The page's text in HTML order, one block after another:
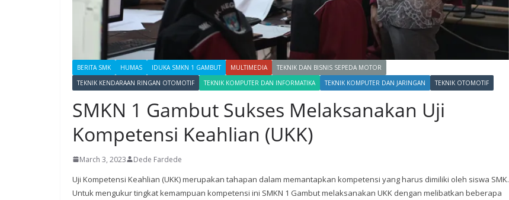
BERITA SMK HUMAS IDUKA SMKN 1 GAMBUT MULTIMEDIA
TEKNIK DAN BISNIS SEPEDA MOTOR
TEKNIK KENDARAAN RINGAN OTOMOTIF
TEKNIK KOMPUTER DAN INFORMATIKA TEKNIK KOMPUTER DAN JARINGAN TEKNIK OTOMOTIF
SMKN 1 Gambut Sukses Melaksanakan Uji
Kompetensi Keahlian (UKK)
March 3, 2023 Dede Fardede
Uji Kompetensi Keahlian (UKK) merupakan tahapan dalam memantapkan kompetensi yang harus dimiliki oleh siswa SMK.
Untuk mengukur tingkat kemampuan kompetensi ini SMKN 1 Gambut melaksanakan UKK dengan melibatkan beberapa